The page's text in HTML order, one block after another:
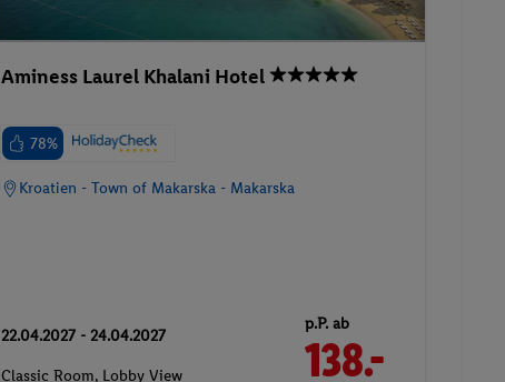
Aminess Laurel Khalani Hotel
78%
Kroatien - Town of Makarska - Makarska
22.04.2027 - 24.04.2027
Classic Room, Lobby View
p.P. ab
138.-